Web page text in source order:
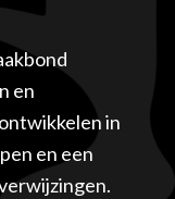
en
in
en een